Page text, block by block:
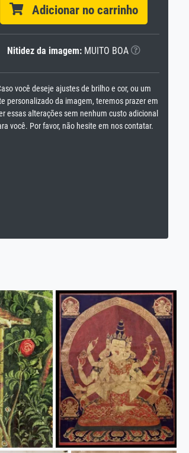
Adicionar no carrinho
Nitidez da imagem:MUITO BOA
você deseje ajustes de brilho e cor, ou um
personalizado da imagem, teremos prazer em
essas alterações sem nenhum custo adicional
você. Por favor, não hesite em nos contatar.